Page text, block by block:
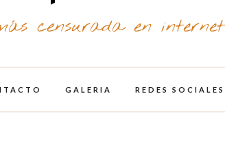
censurada en internet
GALERIA REDES SOCIALES